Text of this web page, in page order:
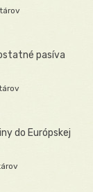
pasíva
do Európskej